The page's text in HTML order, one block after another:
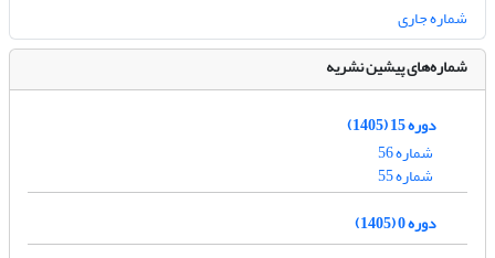
شماره جاری
شماره‌های پیشین نشریه
دوره 15 (1405)
شماره 56
شماره 55
دوره 0 (1405)